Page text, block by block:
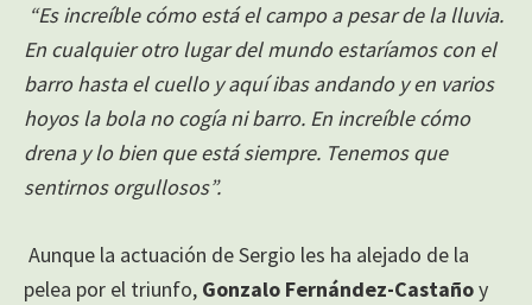
“Es increíble cómo está el campo a pesar de la lluvia.
En cualquier otro lugar del mundo estaríamos con el
barro hasta el cuello y aquí ibas andando y en varios
hoyos la bola no cogía ni barro. En increíble cómo
drena y lo bien que está siempre. Tenemos que
sentirnos orgullosos”.
Aunque la actuación de Sergio les ha alejado de la
pelea por el triunfo, Gonzalo Fernández-Castañoy